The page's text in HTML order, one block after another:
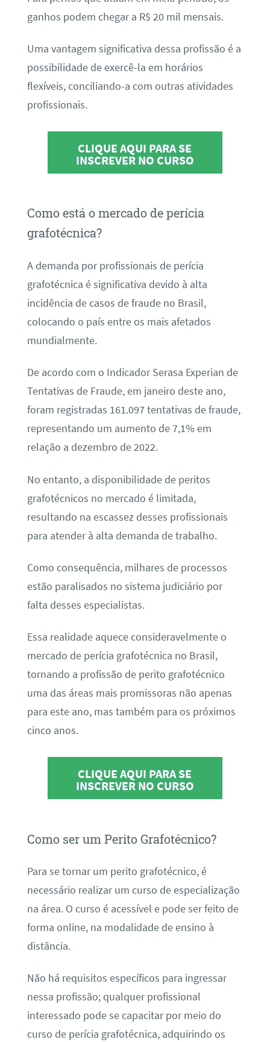
ganhos podem chegar a R$ 20 mil mensais.
Uma vantagem significativa dessa profissão é a
possibilidade de exercê-la em horários
flexíveis, conciliando-a com outras atividades
profissionais.
CLIQUE AQUI PARA SE
INSCREVER NO CURSO
Como está o mercado de perícia
grafotécnica?
A demanda por profissionais de perícia
grafotécnica é significativa devido à alta
incidência de casos de fraude no Brasil,
colocando o país entre os mais afetados
mundialmente.
De acordo com o Indicador Serasa Experian de
Tentativas de Fraude, em janeiro deste ano,
foram registradas 161.097 tentativas de fraude,
representando um aumento de 7,1% em
relação a dezembro de 2022.
No entanto, a disponibilidade de peritos
grafotécnicos no mercado é limitada,
resultando na escassez desses profissionais
para atender à alta demanda de trabalho.
Como consequência, milhares de processos
estão paralisados no sistema judiciário por
falta desses especialistas.
Essa realidade aquece consideravelmente o
mercado de perícia grafotécnica no Brasil,
tornando a profissão de perito grafotécnico
uma das áreas mais promissoras não apenas
para este ano, mas também para os próximos
cinco anos.
CLIQUE AQUI PARA SE
INSCREVER NO CURSO
Como ser um Perito Grafotécnico?
Para se tornar um perito grafotécnico, é
necessário realizar um curso de especialização
na área. O curso é acessível e pode ser feito de
forma online, na modalidade de ensino à
distância.
Não há requisitos específicos para ingressar
nessa profissão; qualquer profissional
interessado pode se capacitar por meio do
curso de perícia grafotécnica, adquirindo os